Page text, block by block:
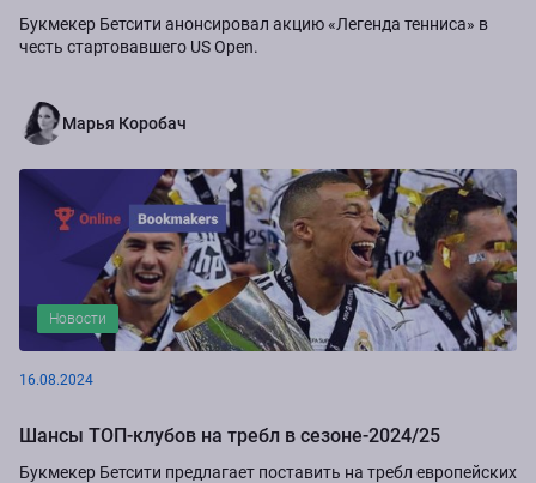
Букмекер Бетсити анонсировал акцию «Легенда тенниса» в
честь стартовавшего US Open.
Марья Коробач
Новости
16.08.2024
Шансы ТОП-клубов на требл в сезоне-2024/25
Букмекер Бетсити предлагает поставить на требл европейских